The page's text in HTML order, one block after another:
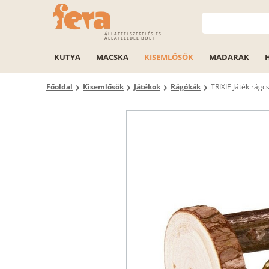
ÁLLATFELSZERELÉS ÉS
ÁLLATELEDEL BOLT
KUTYA MACSKA KISEMLŐSÖK MADARAK
Főoldal Kisemlősök Játékok Rágókák TRIXIE Játék